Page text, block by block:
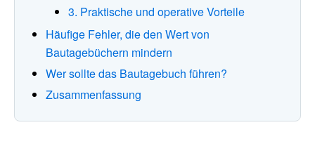
3. Praktische und operative Vorteile
Häufige Fehler, die den Wert von
Bautagebüchern mindern
Wer sollte das Bautagebuch führen?
Zusammenfassung